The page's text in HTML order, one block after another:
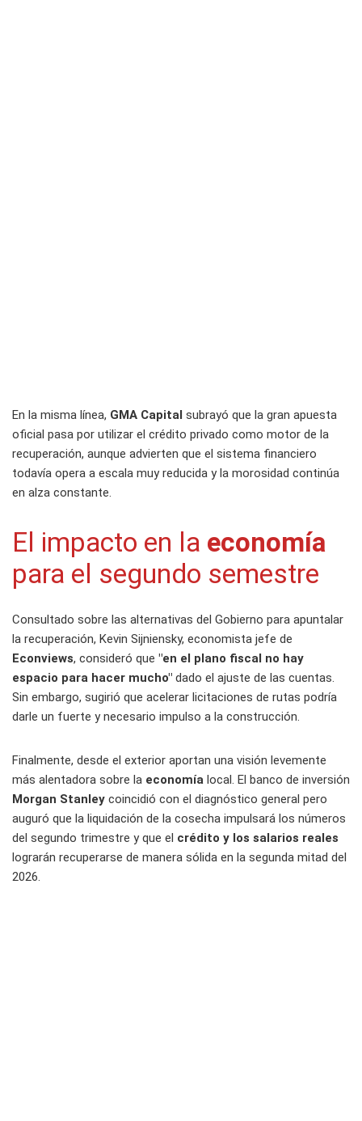
En la misma línea, GMA Capital subrayó que la gran apuesta
oficial pasa por utilizar el crédito privado como motor de la
recuperación, aunque advierten que el sistema financiero
todavía opera a escala muy reducida y la morosidad continúa
en alza constante.
El impacto en la economía
para el segundo semestre
Consultado sobre las alternativas del Gobierno para apuntalar
la recuperación, Kevin Sijniensky, economista jefe de
Econviews, consideró que "en el plano fiscal no hay
espacio para hacer mucho" dado el ajuste de las cuentas.
Sin embargo, sugirió que acelerar licitaciones de rutas podría
darle un fuerte y necesario impulso a la construcción.
Finalmente, desde el exterior aportan una visión levemente
más alentadora sobre la economía local. El banco de inversión
Morgan Stanley coincidió con el diagnóstico general pero
auguró que la liquidación de la cosecha impulsará los números
del segundo trimestre y que el crédito y los salarios reales
lograrán recuperarse de manera sólida en la segunda mitad del
2026.